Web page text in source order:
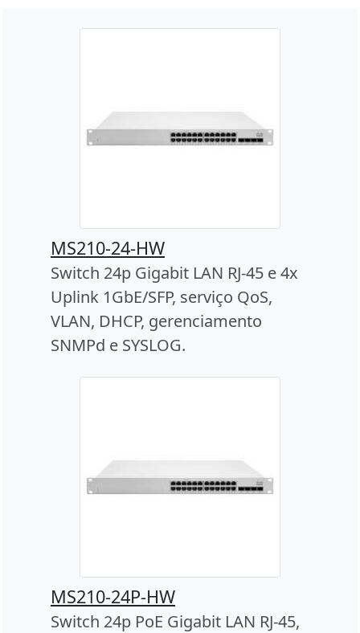
MS210-24-HW
Switch 24p Gigabit LAN RJ-45 e 4x
Uplink 1GbE/SFP, serviço QoS,
VLAN, DHCP, gerenciamento
SNMPd e SYSLOG.
MS210-24P-HW
Switch 24p PoE Gigabit LAN RJ-45,